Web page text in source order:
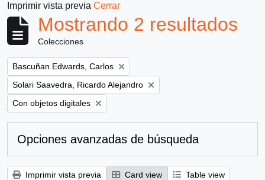
Imprimir vista previa Cerrar
Mostrando 2 resultados
Colecciones
Remove filter:
Bascuñan Edwards, Carlos
Remove filter:
Solari Saavedra, Ricardo Alejandro
Remove filter:
Con objetos digitales
Opciones avanzadas de búsqueda
Imprimir vista previa Card view
Table view